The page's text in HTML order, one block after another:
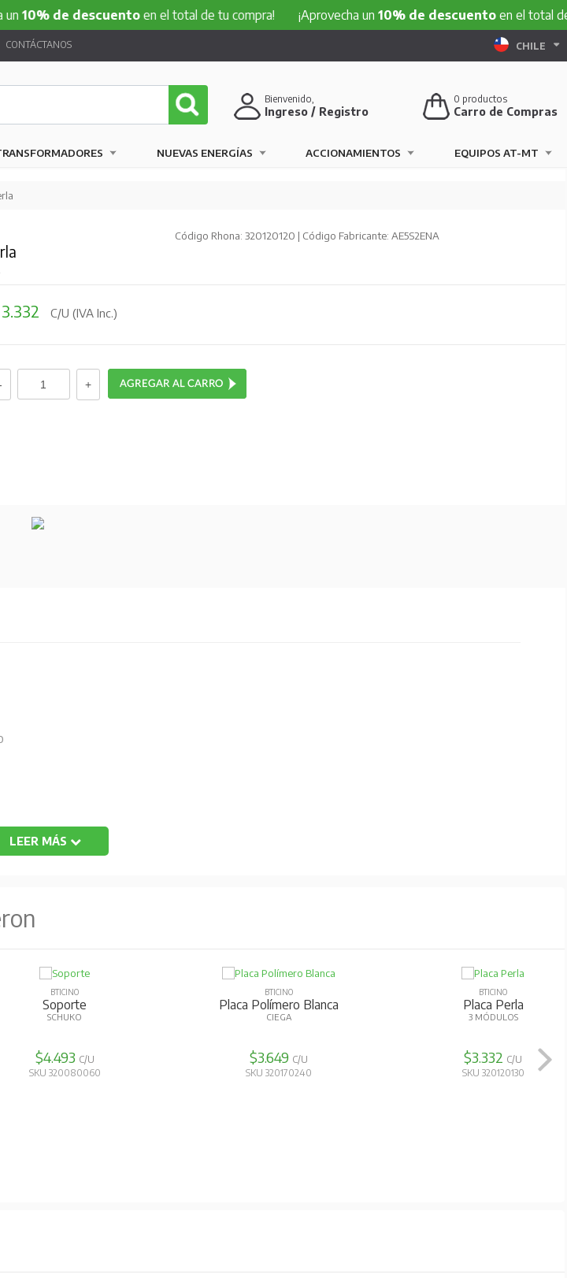
10% de descuentoen el total de tu compra! ¡Aprovecha un 10% de descuentoen el total de tu
CONTÁCTANOS CHILE
0 productos
Carro de Compras
Bienvenido,
Ingreso / Registro
NUEVAS ENERGÍAS ACCIONAMIENTOS EQUIPOS AT-MT
Código Rhona: 320120120 | Código Fabricante: AE5S2ENA
C/U (IVA Inc.)
LEER MÁS
BTICINO
Placa Blanca
3 MÓDULOS
$2.205 C/U
SKU 320120030
BTICINO
Placa Perla
1 MÓDULO
$3.332 C/U
SKU 320120110
BTICINO
Placa Aluminio Titanio
CIEGA
$5.622 C/U
SKU 320160700